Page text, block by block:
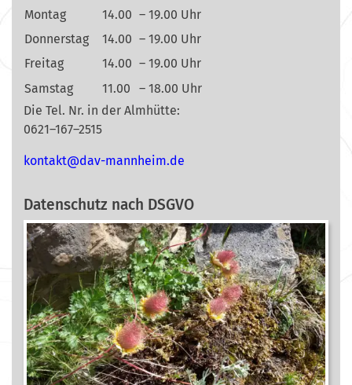
Montag 14.00 – 19.00 Uhr
Donnerstag
14.00 – 19.00 Uhr
Freitag
14.00 – 19.00 Uhr
Samstag
11.00
– 18.00 Uhr
Die Tel. Nr. in der Almhütte:
0621–167–2515
ed.mi
ehnna
m-vad
@tkat
nok
Datenschutz nach DSGVO